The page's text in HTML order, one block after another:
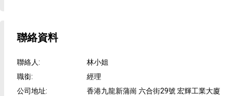
聯絡資料
聯絡人:
林小姐
職銜:
經理
公司地址:
香港九龍新蒲崗 六合街29號 宏輝工業大廈